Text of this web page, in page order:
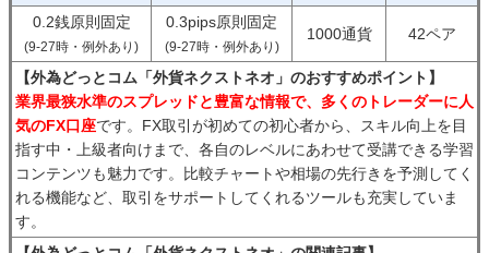
0.2銭原則固定
(9-27時・例外あり)
0.3pips原則固定
(9-27時・例外あり)
1000通貨 42ペア
【外為どっとコム「外貨ネクストネオ」のおすすめポイント】
業界最狭水準のスプレッドと豊富な情報で、多くのトレーダーに人
気のFX口座です。FX取引が初めての初心者から、スキル向上を目
指す中・上級者向けまで、各自のレベルにあわせて受講できる学習
コンテンツも魅力です。比較チャートや相場の先行きを予測してく
れる機能など、取引をサポートしてくれるツールも充実していま
す。